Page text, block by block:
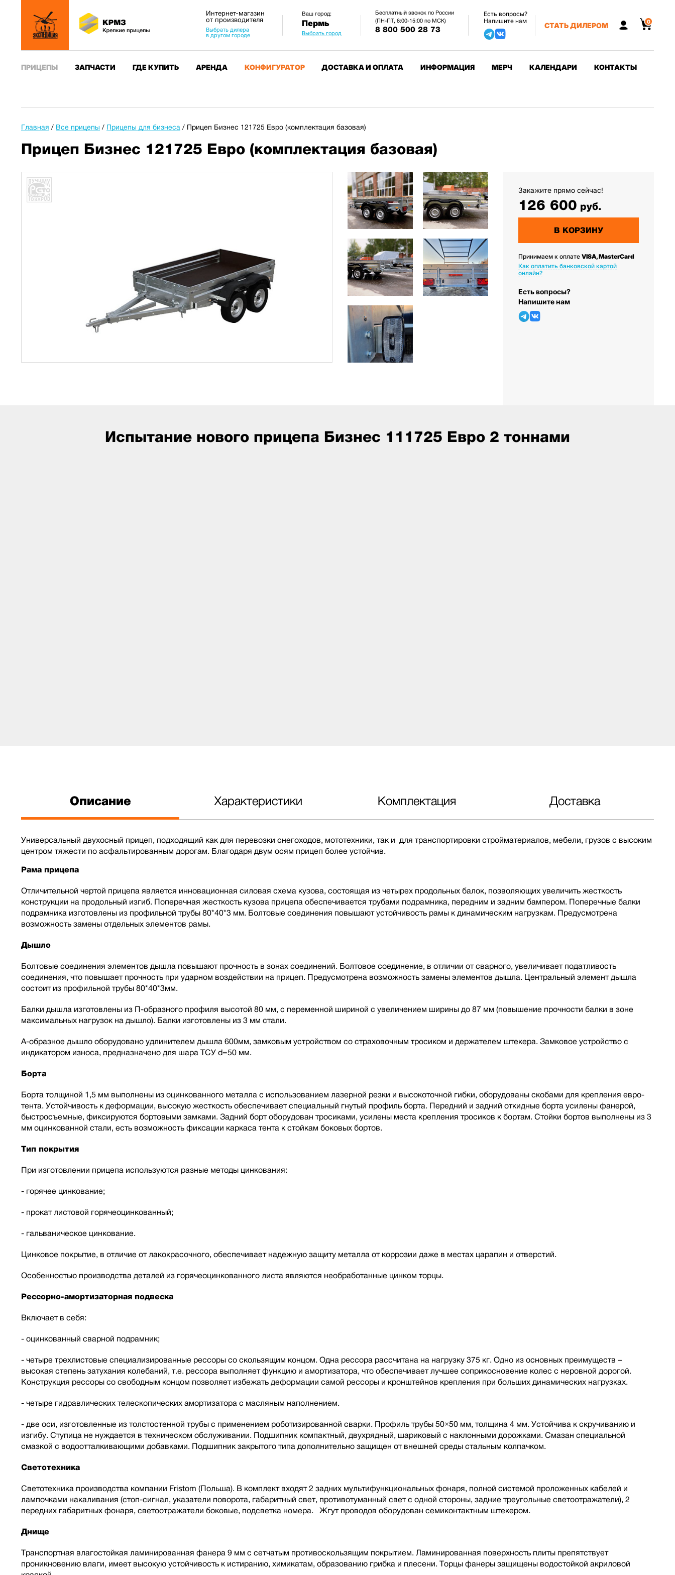
Интернет-магазин
от производителя
Выбрать дилера
в другом городе
Ваш город:
Пермь
Выбрать город
Бесплатный звонок по России
(ПН-ПТ, 6:00-15:00 по МСК)
8 800 500 28 73
Есть вопросы?
Напишите нам
СТАТЬ ДИЛЕРОМ 0
ПРИЦЕПЫ ЗАПЧАСТИ ГДЕ КУПИТЬ АРЕНДА КОНФИГУРАТОР ДОСТАВКА И ОПЛАТА ИНФОРМАЦИЯ МЕРЧ КАЛЕНДАРИ КОНТАКТЫ
Главная / Все прицепы / Прицепы для бизнеса / Прицеп Бизнес 121725 Евро (комплектация базовая)
Прицеп Бизнес 121725 Евро (комплектация базовая)
Закажите прямо сейчас!
126 600 руб.
В КОРЗИНУ
Принимаем к оплате VISA, MasterCard
Как оплатить банковской картой
онлайн?
Есть вопросы?
Напишите нам
Испытание нового прицепа Бизнес 111725 Евро 2 тоннами
Описание Характеристики Комплектация Доставка
Универсальный двухосный прицеп, подходящий как для перевозки снегоходов, мототехники, так и для транспортировки стройматериалов, мебели, грузов с высоким
центром тяжести по асфальтированным дорогам. Благодаря двум осям прицеп более устойчив.
Рама прицепа
Отличительной чертой прицепа является инновационная силовая схема кузова, состоящая из четырех продольных балок, позволяющих увеличить жесткость
конструкции на продольный изгиб. Поперечная жесткость кузова прицепа обеспечивается трубами подрамника, передним и задним бампером. Поперечные балки
подрамника изготовлены из профильной трубы 80*40*3 мм. Болтовые соединения повышают устойчивость рамы к динамическим нагрузкам. Предусмотрена
возможность замены отдельных элементов рамы.
Дышло
Болтовые соединения элементов дышла повышают прочность в зонах соединений. Болтовое соединение, в отличии от сварного, увеличивает податливость
соединения, что повышает прочность при ударном воздействии на прицеп. Предусмотрена возможность замены элементов дышла. Центральный элемент дышла
состоит из профильной трубы 80*40*3мм.
Балки дышла изготовлены из П-образного профиля высотой 80 мм, с переменной шириной с увеличением ширины до 87 мм (повышение прочности балки в зоне
максимальных нагрузок на дышло). Балки изготовлены из 3 мм стали.
А-образное дышло оборудовано удлинителем дышла 600мм, замковым устройством со страховочным тросиком и держателем штекера. Замковое устройство с
индикатором износа, предназначено для шара ТСУ d=50 мм.
Борта
Борта толщиной 1,5 мм выполнены из оцинкованного металла с использованием лазерной резки и высокоточной гибки, оборудованы скобами для крепления евро-
тента. Устойчивость к деформации, высокую жесткость обеспечивает специальный гнутый профиль борта. Передний и задний откидные борта усилены фанерой,
быстросъемные, фиксируются бортовыми замками. Задний борт оборудован тросиками, усилены места крепления тросиков к бортам. Стойки бортов выполнены из 3
мм оцинкованной стали, есть возможность фиксации каркаса тента к стойкам боковых бортов.
Тип покрытия
При изготовлении прицепа используются разные методы цинкования:
- горячее цинкование;
- прокат листовой горячеоцинкованный;
- гальваническое цинкование.
Цинковое покрытие, в отличие от лакокрасочного, обеспечивает надежную защиту металла от коррозии даже в местах царапин и отверстий.
Особенностью производства деталей из горячеоцинкованного листа являются необработанные цинком торцы.
Рессорно-амортизаторная подвеска
Включает в себя:
- оцинкованный сварной подрамник;
- четыре трехлистовые специализированные рессоры со скользящим концом. Одна рессора рассчитана на нагрузку 375 кг. Одно из основных преимуществ –
высокая степень затухания колебаний, т.е. рессора выполняет функцию и амортизатора, что обеспечивает лучшее соприкосновение колес с неровной дорогой.
Конструкция рессоры со свободным концом позволяет избежать деформации самой рессоры и кронштейнов крепления при больших динамических нагрузках.
- четыре гидравлических телескопических амортизатора с масляным наполнением.
- две оси, изготовленные из толстостенной трубы с применением роботизированной сварки. Профиль трубы 50×50 мм, толщина 4 мм. Устойчива к скручиванию и
изгибу. Ступица не нуждается в техническом обслуживании. Подшипник компактный, двухрядный, шариковый с наклонными дорожками. Смазан специальной
смазкой с водоотталкивающими добавками. Подшипник закрытого типа дополнительно защищен от внешней среды стальным колпачком.
Светотехника
Светотехника производства компании Fristom (Польша). В комплект входят 2 задних мультифункциональных фонаря, полной cистемой проложенных кабелей и
лампочками накаливания (стоп-сигнал, указатели поворота, габаритный свет, противотуманный свет с одной стороны, задние треугольные светоотражатели), 2
передних габаритных фонаря, светоотражатели боковые, подсветка номера. Жгут проводов оборудован семиконтактным штекером.
Днище
Транспортная влагостойкая ламинированная фанера 9 мм с сетчатым противоскользящим покрытием. Ламинированная поверхность плиты препятствует
проникновению влаги, имеет высокую устойчивость к истиранию, химикатам, образованию грибка и плесени. Торцы фанеры защищены водостойкой акриловой